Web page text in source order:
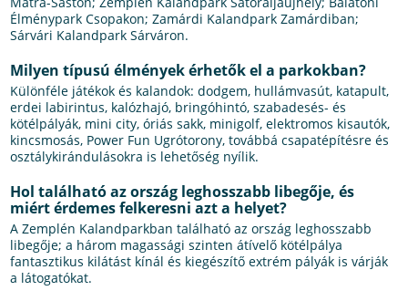
Élménypark Csopakon; Zamárdi Kalandpark Zamárdiban;
Sárvári Kalandpark Sárváron.
Milyen típusú élmények érhetők el a parkokban?
Különféle játékok és kalandok: dodgem, hullámvasút, katapult,
erdei labirintus, kalózhajó, bringóhintó, szabadesés- és
kötélpályák, mini city, óriás sakk, minigolf, elektromos kisautók,
kincsmosás, Power Fun Ugrótorony, továbbá csapatépítésre és
osztálykirándulásokra is lehetőség nyílik.
Hol található az ország leghosszabb libegője, és
miért érdemes felkeresni azt a helyet?
A Zemplén Kalandparkban található az ország leghosszabb
libegője; a három magassági szinten átívelő kötélpálya
fantasztikus kilátást kínál és kiegészítő extrém pályák is várják
a látogatókat.